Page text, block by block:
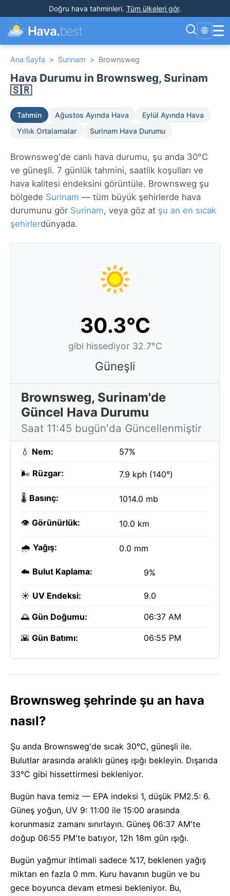
Doğru hava tahminleri. Tüm ülkeleri gör.
Hava.best 🌐 ☰
Ana Sayfa > Surinam > Brownsweg
Hava Durumu in Brownsweg, Surinam
🇸🇷
Tahmin Ağustos Ayında Hava
Eylül Ayında Hava
Yıllık Ortalamalar
Surinam Hava Durumu
Brownsweg'de canlı hava durumu, şu anda 30°C
ve güneşli. 7 günlük tahmini, saatlik koşulları ve
hava kalitesi endeksini görüntüle. Brownsweg şu
bölgede Surinam — tüm büyük şehirlerde hava
durumunu gör Surinam, veya göz at şu an en sıcak
şehirlerdünyada.
30.3°C
gibi hissediyor 32.7°C
Güneşli
Brownsweg, Surinam'de
Güncel Hava Durumu
Saat 11:45 bugün'da Güncellenmiştir
💧 Nem: 57%
🌬️ Rüzgar: 7.9 kph (140°)
🌡️ Basınç: 1014.0 mb
👁️ Görünürlük: 10.0 km
🌧️ Yağış: 0.0 mm
☁️ Bulut Kaplama: 9%
☀️ UV Endeksi: 9.0
🌅 Gün Doğumu: 06:37 AM
🌇 Gün Batımı: 06:55 PM
Brownsweg şehrinde şu an hava
nasıl?
Şu anda Brownsweg'de sıcak 30°C, güneşli ile.
Bulutlar arasında aralıklı güneş ışığı bekleyin. Dışarıda
33°C gibi hissettirmesi bekleniyor.
Bugün hava temiz — EPA indeksi 1, düşük PM2.5: 6.
Güneş yoğun, UV 9: 11:00 ile 15:00 arasında
korunmasız zamanı sınırlayın. Güneş 06:37 AM'te
doğup 06:55 PM'te batıyor, 12h 18m gün ışığı.
Bugün yağmur ihtimali sadece %17, beklenen yağış
miktarı en fazla 0 mm. Kuru havanın bugün ve bu
gece boyunca devam etmesi bekleniyor. Bu,